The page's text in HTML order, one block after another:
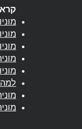
מוניות
למה